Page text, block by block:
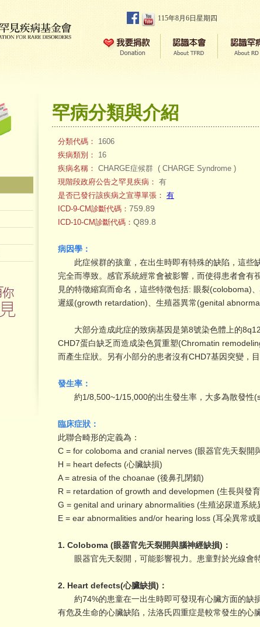
115年8月6日星期四
罕病分類與介紹
分類代碼： 1606
疾病類別： 16
疾病名稱： CHARGE症候群 ( CHARGE Syndrome )
現階段政府公告之罕見疾病： 有
是否已發行該疾病之宣導單張： 有
ICD-9-CM診斷代碼： 759.89
ICD-10-CM診斷代碼： Q89.8
病因學：
此症候群的孩童，在出生時即有特殊的缺陷，這些
完全而導致。感官系統經常會被影響，而使得患者會
見的特徵縮寫而命名，這些特徵包括: 眼裂(coloboma)
遲緩(growth retardation)、生殖器異常(genital
大部分造成此症的致病基因是第8號染色體上的
CHD7蛋白缺乏而造成染色質重塑(Chromatin
而產生症狀。另有小部分的患者沒有CHD7基因突變，
發生率：
約1/8,500~1/15,000的出生發生率，大多為散發性
臨床症狀：
此聯合畸形的定義為：
C = for coloboma and cranial nerves (眼器官先天裂開
H = heart defects (心臟缺損)
A = atresia of the choanae (後鼻孔閉鎖)
R = retardation of growth and developmen (生長與發
G = genital and urinary abnormalities (生殖泌尿道系統
E = ear abnormalities and/or hearing loss (耳朵異常或
1. Coloboma (眼器官先天裂開與腦神經缺損)：
眼器官先天裂開，可能影響視力。患童對於光線會特
2. Heart defects(心臟缺損)：
約74%的患童在一出生時即可發現有心臟方面的缺
有危及生命的心臟缺陷，法洛氏四重症是較常發生的心